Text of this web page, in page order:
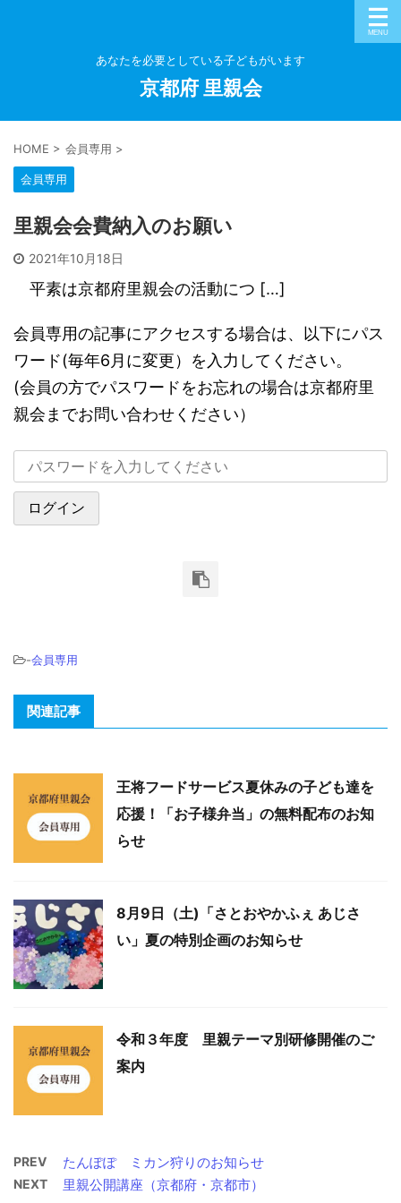
あなたを必要としている子どもがいます
京都府 里親会
HOME > 会員専用 >
会員専用
里親会会費納入のお願い
2021年10月18日
平素は京都府里親会の活動につ […]
会員専用の記事にアクセスする場合は、以下にパス
ワード(毎年6月に変更）を入力してください。
(会員の方でパスワードをお忘れの場合は京都府里
親会までお問い合わせください）
-会員専用
関連記事
王将フードサービス夏休みの子ども達を
応援！「お子様弁当」の無料配布のお知
らせ
8月9日（土)「さとおやかふぇ あじさ
い」夏の特別企画のお知らせ
令和３年度 里親テーマ別研修開催のご
案内
PREV たんぽぽ ミカン狩りのお知らせ
NEXT 里親公開講座（京都府・京都市）